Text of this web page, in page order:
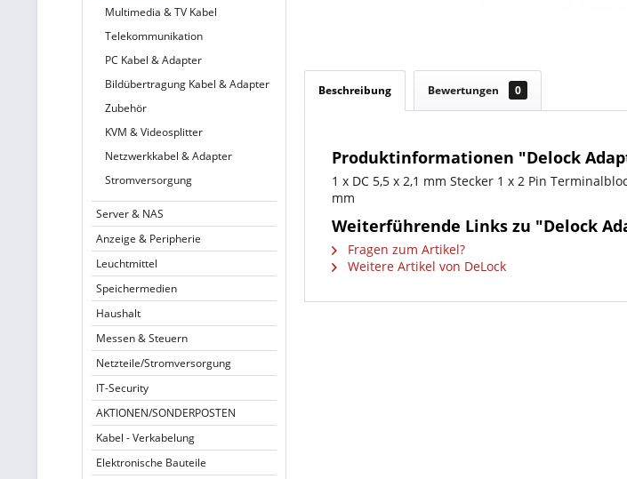
Multimedia & TV Kabel
Telekommunikation
PC Kabel & Adapter
Bildübertragung Kabel & Adapter
Zubehör
KVM & Videosplitter
Netzwerkkabel & Adapter
Stromversorgung
Server & NAS
Anzeige & Peripherie
Leuchtmittel
Speichermedien
Haushalt
Messen & Steuern
Netzteile/Stromversorgung
IT-Security
AKTIONEN/SONDERPOSTEN
Kabel - Verkabelung
Elektronische Bauteile
Beschreibung Bewertungen 0
Produktinformationen "Delock
1 x DC 5,5 x 2,1 mm Stecker 1 x 2 Pin
mm
Weiterführende Links zu "Delock
Fragen zum Artikel?
Weitere Artikel von DeLock